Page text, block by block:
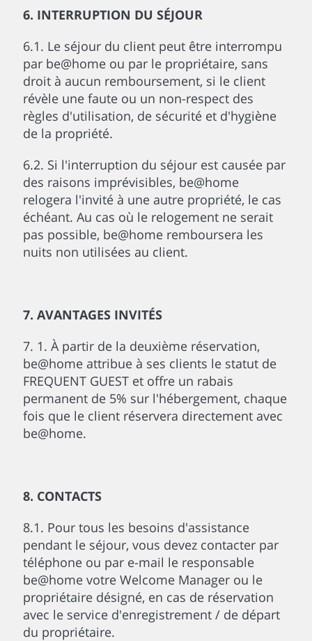
6. INTERRUPTION DU SÉJOUR
6.1. Le séjour du client peut être interrompu
par be@home ou par le propriétaire, sans
droit à aucun remboursement, si le client
révèle une faute ou un non-respect des
règles d'utilisation, de sécurité et d'hygiène
de la propriété.
6.2. Si l'interruption du séjour est causée par
des raisons imprévisibles, be@home
relogera l'invité à une autre propriété, le cas
échéant. Au cas où le relogement ne serait
pas possible, be@home remboursera les
nuits non utilisées au client.
7. AVANTAGES INVITÉS
7. 1. À partir de la deuxième réservation,
be@home attribue à ses clients le statut de
FREQUENT GUEST et offre un rabais
permanent de 5% sur l'hébergement, chaque
fois que le client réservera directement avec
be@home.
8. CONTACTS
8.1. Pour tous les besoins d'assistance
pendant le séjour, vous devez contacter par
téléphone ou par e-mail le responsable
be@home votre Welcome Manager ou le
propriétaire désigné, en cas de réservation
avec le service d'enregistrement / de départ
du propriétaire.